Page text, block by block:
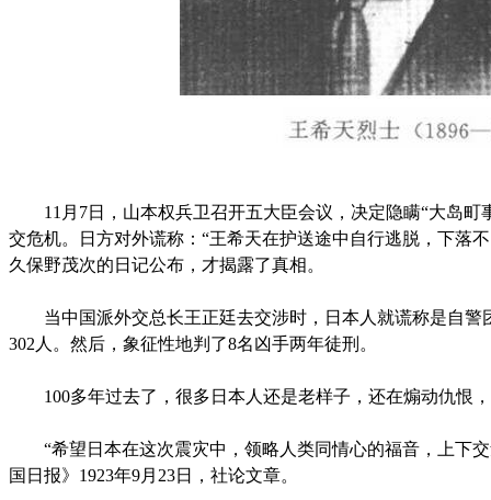
11月7日，山本权兵卫召开五大臣会议，决定隐瞒“大岛町
交危机。日方对外谎称：“王希天在护送途中自行逃脱，下落
久保野茂次的日记公布，才揭露了真相。
当中国派外交总长王正廷去交涉时，日本人就谎称是自警
302人。然后，象征性地判了8名凶手两年徒刑。
100多年过去了，很多日本人还是老样子，还在煽动仇恨
“希望日本在这次震灾中，领略人类同情心的福音，上下交
国日报》1923年9月23日，社论文章。